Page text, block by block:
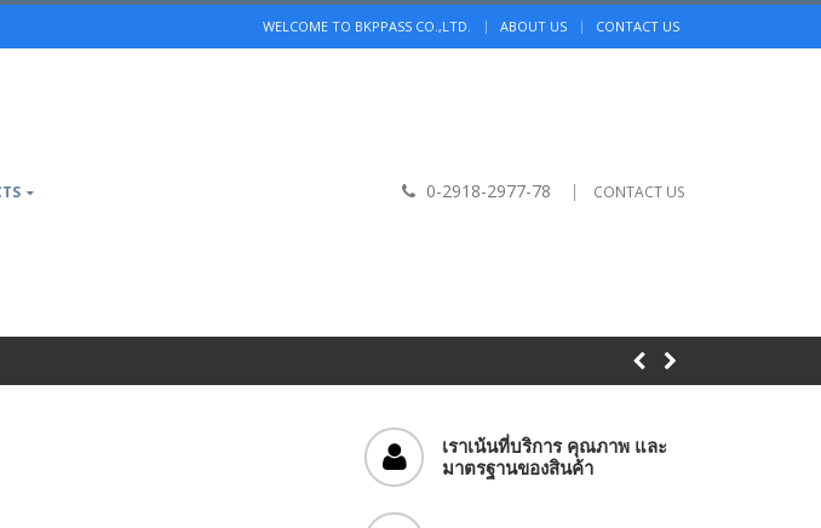
WELCOME TO BKPPASS CO.,LTD. | ABOUT US CONTACT US
0-2918-2977-78 | CONTACT US
เราเน้นที่บริการ คุณภาพ และ
มาตรฐานของสินค้า